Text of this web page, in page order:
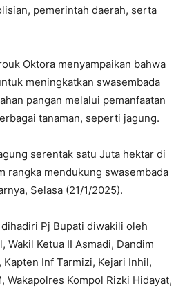
pemerintah daerah, serta
Oktora menyampaikan bahwa
meningkatkan swasembada
pangan melalui pemanfaatan
tanaman, seperti jagung.
serentak satu Juta hektar di
rangka mendukung swasembada
Selasa (21/1/2025).
Pj Bupati diwakili oleh
Wakil Ketua II Asmadi, Dandim
Inf Tarmizi, Kejari Inhil,
Wakapolres Kompol Rizki Hidayat,